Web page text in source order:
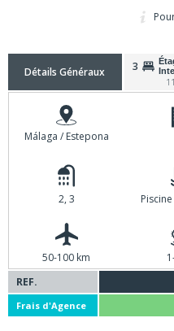
Détails Généraux 3
Málaga / Estepona
2, 3
50-100 km
REF.
Frais d'Agence